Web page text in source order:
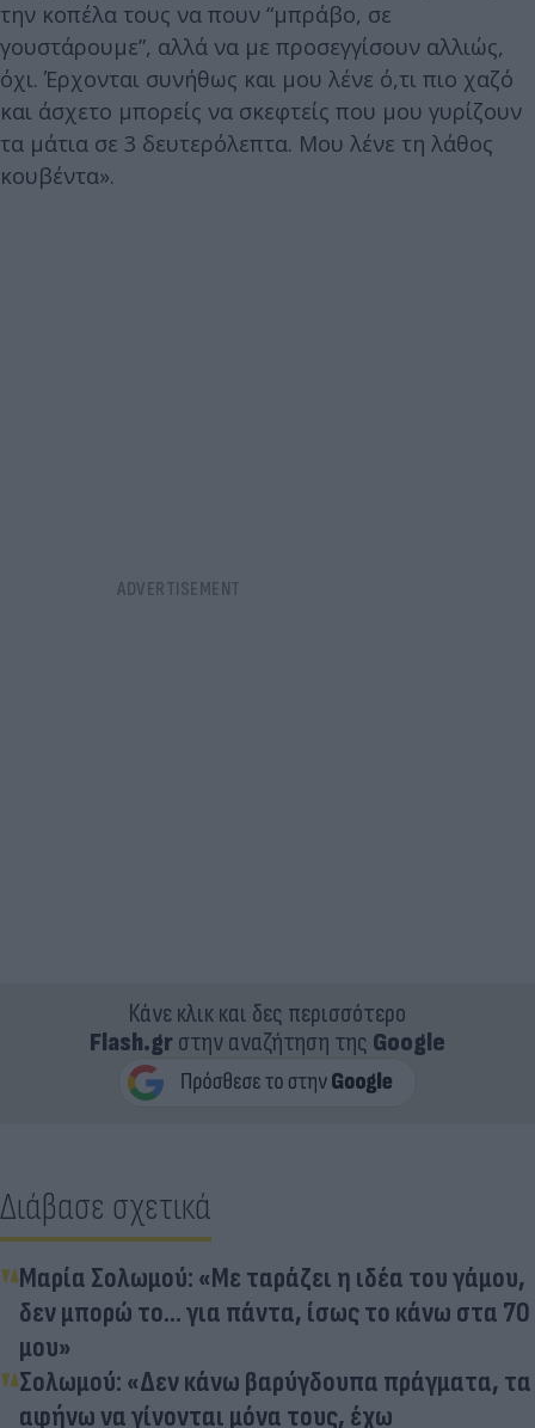
την κοπέλα τους να πουν “μπράβο, σε
γουστάρουμε”, αλλά να με προσεγγίσουν αλλιώς,
όχι. Έρχονται συνήθως και μου λένε ό,τι πιο χαζό
και άσχετο μπορείς να σκεφτείς που μου γυρίζουν
τα μάτια σε 3 δευτερόλεπτα. Μου λένε τη λάθος
κουβέντα».
Κάνε κλικ και δες περισσότερο
Flash.grστην αναζήτηση της Google
Διάβασε σχετικά
Μαρία Σολωμού: «Με ταράζει η ιδέα του γάμου,
δεν μπορώ το… για πάντα, ίσως το κάνω στα 70
μου»
Σολωμού: «Δεν κάνω βαρύγδουπα πράγματα, τα
αφήνω να γίνονται μόνα τους, έχω